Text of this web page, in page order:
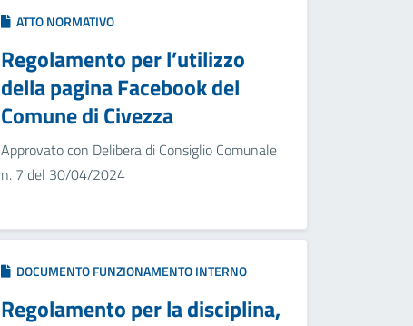
ATTO NORMATIVO
Regolamento per l’utilizzo
della pagina Facebook del
Comune di Civezza
Approvato con Delibera di Consiglio Comunale
n. 7 del 30/04/2024
DOCUMENTO FUNZIONAMENTO INTERNO
Regolamento per la disciplina,